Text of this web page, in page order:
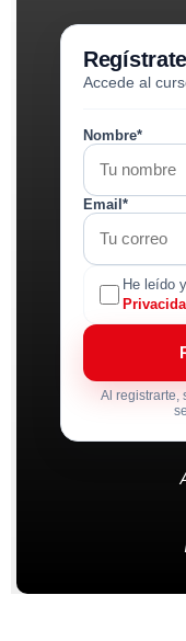
Accede al
Nombre*
Email*
He leído
Al registrarte,